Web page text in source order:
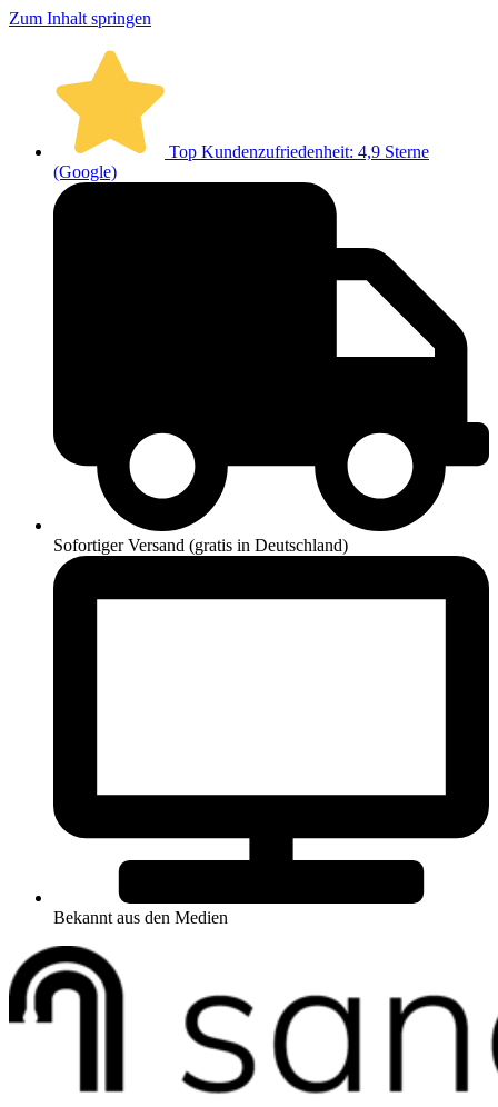
Zum Inhalt springen
Top Kundenzufriedenheit: 4,9 Sterne
(Google)
Sofortiger Versand (gratis in Deutschland)
Bekannt aus den Medien